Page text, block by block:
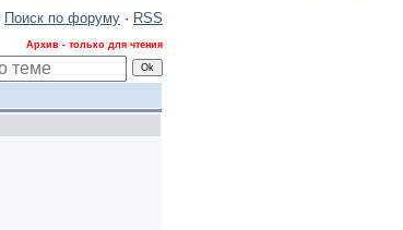
Поиск по форуму · RSS
Архив - только для чтения